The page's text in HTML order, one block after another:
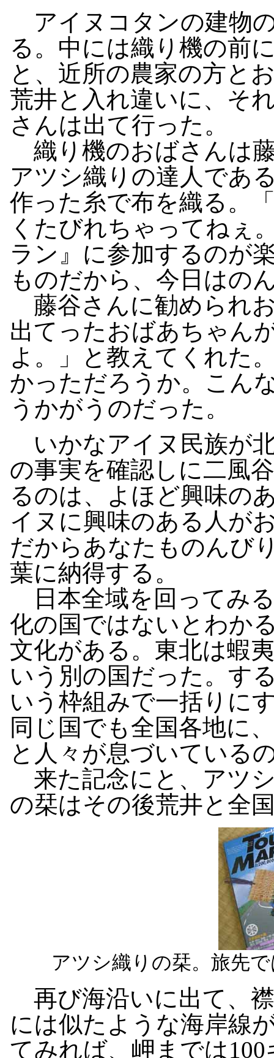
アイヌコタンの建物
る。中には織り機の前
と、近所の農家の方と
荒井と入れ違いに、そ
さんは出て行った。
織り機のおばさんは
アツシ織りの達人であ
作った糸で布を織る。
くたびれちゃってねぇ
ラン』に参加するのが
ものだから、今日はの
藤谷さんに勧められ
出てったおばあちゃん
よ。」と教えてくれた
かっただろうか。こん
うかがうのだった。
いかなアイヌ民族が
の事実を確認しに二風
るのは、よほど興味の
イヌに興味のある人が
だからあなたものんび
葉に納得する。
日本全域を回ってみ
化の国ではないとわか
文化がある。東北は蝦
いう別の国だった。す
いう枠組みで一括りに
同じ国でも全国各地に
と人々が息づいている
来た記念にと、アツ
の栞はその後荒井と全
アツシ織りの栞。旅先
再び海沿いに出て、
には似たような海岸線
てみれば、岬までは